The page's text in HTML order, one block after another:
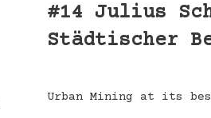
#14 Julius
Städtischer
Urban Mining at its